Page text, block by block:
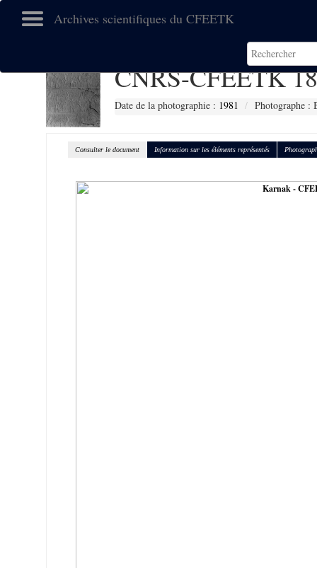
Archives scientifiques du CFEETK
CNRS-CFEETK
Date de la photographie : 1981 Photographe :
Consulter le document Information sur les éléments représentés